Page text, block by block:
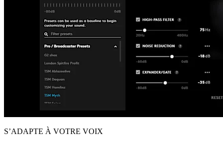
S’ADAPTE À VOTRE VOIX